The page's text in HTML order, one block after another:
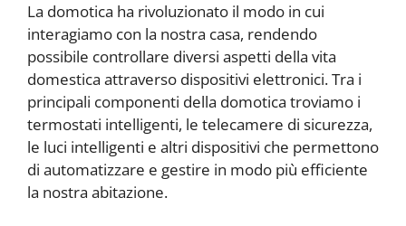
La domotica ha rivoluzionato il modo in cui
interagiamo con la nostra casa, rendendo
possibile controllare diversi aspetti della vita
domestica attraverso dispositivi elettronici. Tra i
principali componenti della domotica troviamo i
termostati intelligenti, le telecamere di sicurezza,
le luci intelligenti e altri dispositivi che permettono
di automatizzare e gestire in modo più efficiente
la nostra abitazione.